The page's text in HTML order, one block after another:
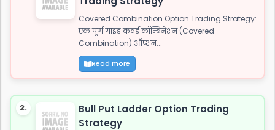
Covered Combination Option Trading Strategy:
एक पूर्ण गाइड कवर्ड कॉम्बिनेशन (Covered
Combination) ऑप्शन...
Read more
2.
Bull Put Ladder Option Trading
Strategy